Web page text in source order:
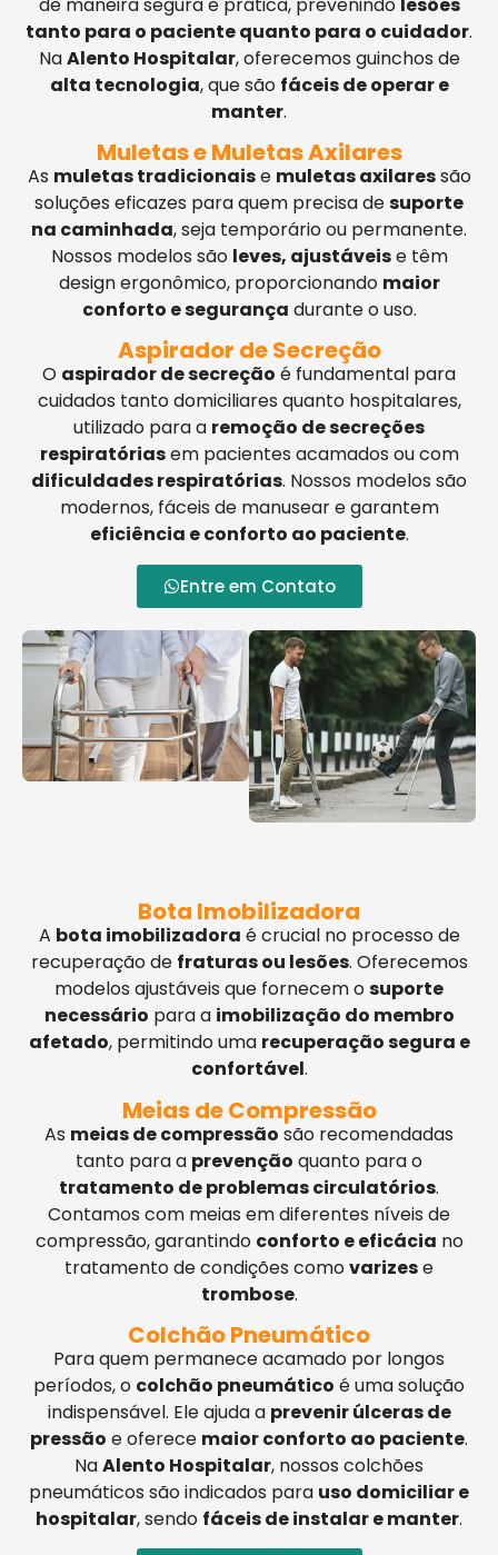
tanto para o paciente quanto para o cuidador.
NaAlento Hospitalar, oferecemos guinchos de
alta tecnologia, que são fáceis de operar e
manter.
Muletas e Muletas Axilares
As muletas tradicionaise muletas axilaressão
soluções eficazes para quem precisa desuporte
na caminhada, seja temporário ou permanente.
Nossos modelos são leves, ajustáveise têm
design ergonômico, proporcionando maior
conforto e segurança durante o uso.
Aspirador de Secreção
O aspirador de secreção é fundamental para
cuidados tanto domiciliares quanto hospitalares,
utilizado para a remoção de secreções
respiratóriasem pacientes acamados ou com
dificuldades respiratórias. Nossos modelos são
modernos, fáceis de manusear e garantem
eficiência e conforto ao paciente.
Entre em Contato
Bota Imobilizadora
A bota imobilizadora é crucial no processo de
recuperação de fraturas ou lesões. Oferecemos
modelos ajustáveis que fornecem osuporte
necessário para a imobilização do membro
afetado, permitindo uma recuperação segura e
confortável.
Meias de Compressão
As meias de compressão são recomendadas
tanto para a prevenção quanto para o
tratamento de problemas circulatórios.
Contamos com meias em diferentes níveis de
compressão, garantindo conforto e eficácia no
tratamento de condições comovarizese
trombose.
Colchão Pneumático
Para quem permanece acamado por longos
períodos, o colchão pneumático é uma solução
indispensável. Ele ajuda a prevenir úlceras de
pressão e oferece maior conforto ao paciente.
NaAlento Hospitalar, nossos colchões
pneumáticos são indicados para uso domiciliar e
hospitalar, sendo fáceis de instalar e manter.